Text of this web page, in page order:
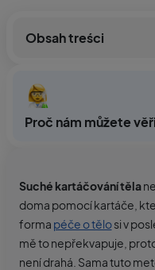
Obsah treści
Suché kartáčování těla
doma pomocí kartáče,
forma péče o tělosi v
mě to nepřekvapuje,
není drahá. Sama tuto
Proč nám můžete